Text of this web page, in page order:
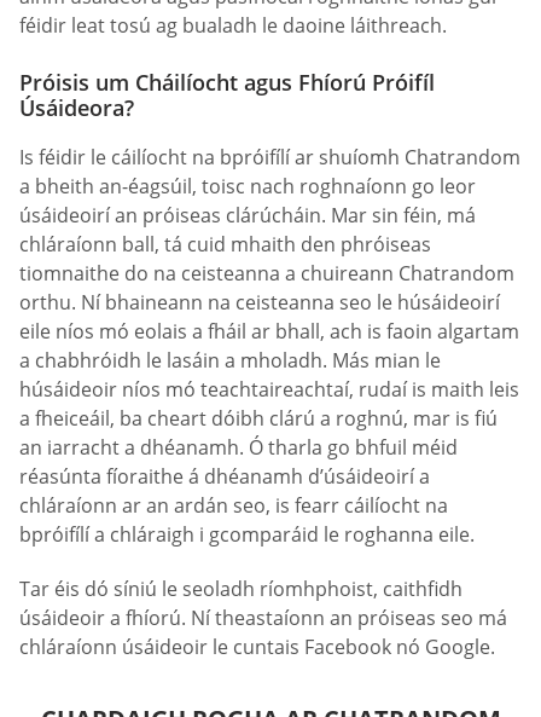
féidir leat tosú ag bualadh le daoine láithreach.
Próisis um Cháilíocht agus Fhíorú Próifíl
Úsáideora?
Is féidir le cáilíocht na bpróifílí ar shuíomh Chatrandom
a bheith an-éagsúil, toisc nach roghnaíonn go leor
úsáideoirí an próiseas clárúcháin. Mar sin féin, má
chláraíonn ball, tá cuid mhaith den phróiseas
tiomnaithe do na ceisteanna a chuireann Chatrandom
orthu. Ní bhaineann na ceisteanna seo le húsáideoirí
eile níos mó eolais a fháil ar bhall, ach is faoin algartam
a chabhróidh le lasáin a mholadh. Más mian le
húsáideoir níos mó teachtaireachtaí, rudaí is maith leis
a fheiceáil, ba cheart dóibh clárú a roghnú, mar is fiú
an iarracht a dhéanamh. Ó tharla go bhfuil méid
réasúnta fíoraithe á dhéanamh d’úsáideoirí a
chláraíonn ar an ardán seo, is fearr cáilíocht na
bpróifílí a chláraigh i gcomparáid le roghanna eile.
Tar éis dó síniú le seoladh ríomhphoist, caithfidh
úsáideoir a fhíorú. Ní theastaíonn an próiseas seo má
chláraíonn úsáideoir le cuntais Facebook nó Google.